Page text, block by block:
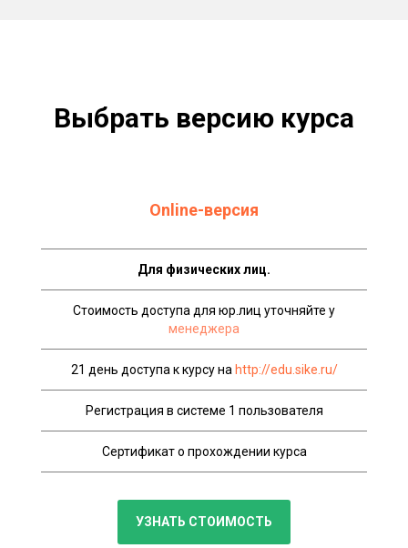
Выбрать версию курса
Online-версия
Для физических лиц.
Стоимость доступа для юр.лиц уточняйте у
менеджера
21 день доступа к курсу на http://edu.sike.ru/
Регистрация в системе 1 пользователя
Сертификат о прохождении курса
УЗНАТЬ СТОИМОСТЬ